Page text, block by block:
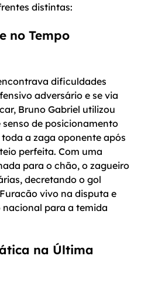
distintas:
no Tempo
dificuldades
adversário e se via
Bruno Gabriel utilizou
de posicionamento
a zaga oponente após
perfeita. Com uma
para o chão, o zagueiro
decretando o gol
vivo na disputa e
para a temida
na Última